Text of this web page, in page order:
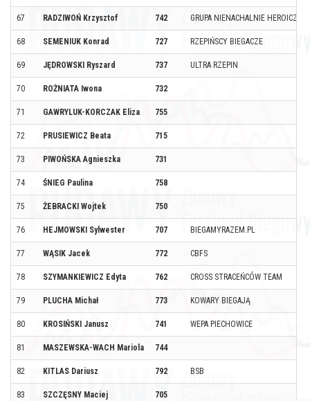
67 RADZIWOŃ Krzysztof 742 GRUPA NIENACHALNIE HEROICZNA
68 SEMENIUK Konrad 727 RZEPIŃSCY BIEGACZE
69 JĘDROWSKI Ryszard 737 ULTRA RZEPIN
70 ROŻNIATA Iwona 732
71 GAWRYLUK-KORCZAK Eliza 755
72 PRUSIEWICZ Beata 715
73 PIWOŃSKA Agnieszka 731
74 ŚNIEG Paulina 758
75 ŻEBRACKI Wojtek 750
76 HEJMOWSKI Sylwester 707 BIEGAMYRAZEM.PL
77 WĄSIK Jacek 772 CBFS
78 SZYMANKIEWICZ Edyta 762 CROSS STRACEŃCÓW TEAM
79 PLUCHA Michał 773 KOWARY BIEGAJĄ
80 KROSIŃSKI Janusz 741 WEPA PIECHOWICE
81 MASZEWSKA-WACH Mariola 744
82 KITLAS Dariusz 792 BSB
83 SZCZĘSNY Maciej 705